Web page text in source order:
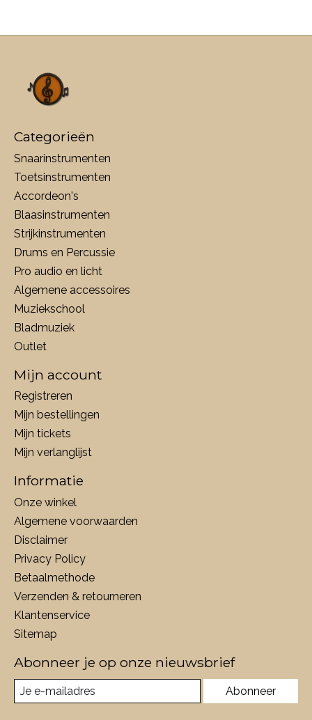
Categorieën
Snaarinstrumenten
Toetsinstrumenten
Accordeon's
Blaasinstrumenten
Strijkinstrumenten
Drums en Percussie
Pro audio en licht
Algemene accessoires
Muziekschool
Bladmuziek
Outlet
Mijn account
Registreren
Mijn bestellingen
Mijn tickets
Mijn verlanglijst
Informatie
Onze winkel
Algemene voorwaarden
Disclaimer
Privacy Policy
Betaalmethode
Verzenden & retourneren
Klantenservice
Sitemap
Abonneer je op onze nieuwsbrief
Abonneer